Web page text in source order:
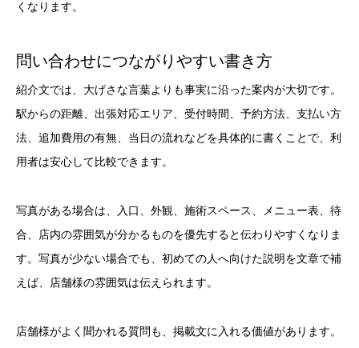
くなります。
問い合わせにつながりやすい書き方
紹介文では、大げさな言葉よりも事実に沿った案内が大切です。
駅からの距離、出張対応エリア、受付時間、予約方法、支払い方
法、追加費用の有無、当日の流れなどを具体的に書くことで、利
用者は安心して比較できます。
写真がある場合は、入口、外観、施術スペース、メニュー表、待
合、店内の雰囲気が分かるものを優先すると伝わりやすくなりま
す。写真が少ない場合でも、初めての人へ向けた説明を文章で補
えば、店舗様の雰囲気は伝えられます。
店舗様がよく聞かれる質問も、掲載文に入れる価値があります。